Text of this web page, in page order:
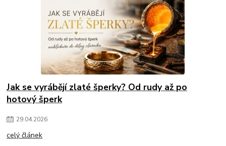
Jak se vyrábějí zlaté šperky? Od rudy až po
hotový šperk
29.04.2026
celý článek